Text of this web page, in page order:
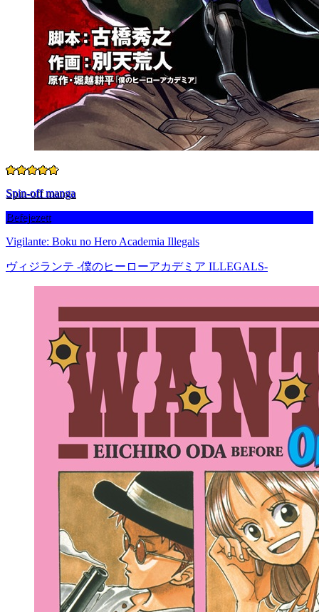
Spin-off manga
Befejezett
Vigilante: Boku no Hero Academia Illegals
ヴィジランテ -僕のヒーローアカデミア ILLEGALS-